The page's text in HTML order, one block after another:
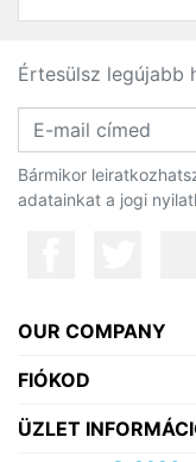
Értesülsz legújabb
Bármikor
adatainkat a jogi
OUR COMPANY
FIÓKOD
ÜZLET